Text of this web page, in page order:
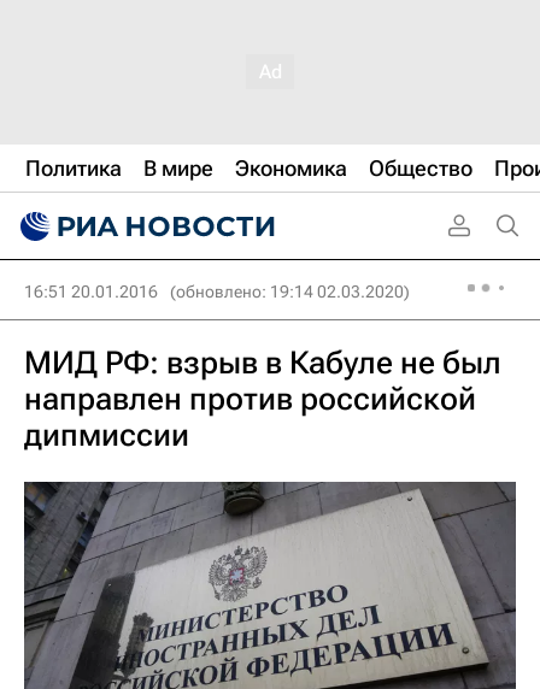
Политика В мире Экономика Общество
16:51 20.01.2016 (обновлено: 19:14 02.03.2020)
МИД РФ: взрыв в Кабуле не был
направлен против российской
дипмиссии